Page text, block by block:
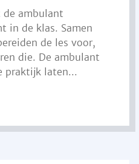
ambulant
in de klas. Samen
de les voor,
die. De ambulant
praktijk laten...